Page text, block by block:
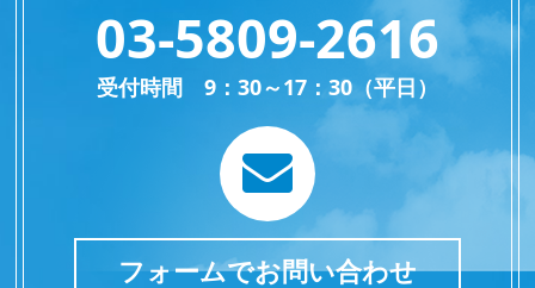
03-5809-2616
受付時間 9：30～17：30（平日）
フォームでお問い合わせ